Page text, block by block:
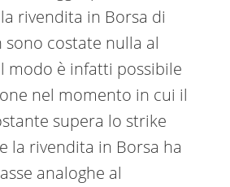
rivendita in Borsa di
costate nulla al
modo è infatti possibile
nel momento in cui il
supera lo strike
la rivendita in Borsa ha
analoghe al